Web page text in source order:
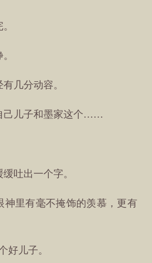
几分动容。
己儿子和墨家这个……
吐出一个字。
神里有毫不掩饰的羡慕，更有
好儿子。